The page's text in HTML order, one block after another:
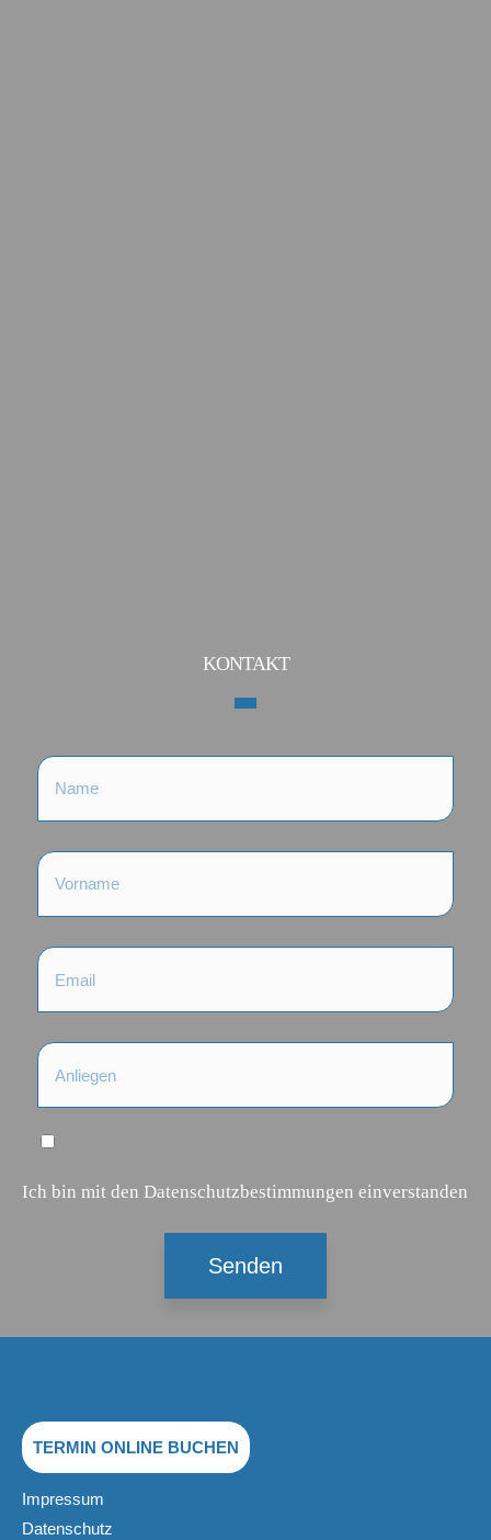
KONTAKT
Ich bin mit den Datenschutzbestimmungen einverstanden
TERMIN ONLINE BUCHEN
Impressum
Datenschutz